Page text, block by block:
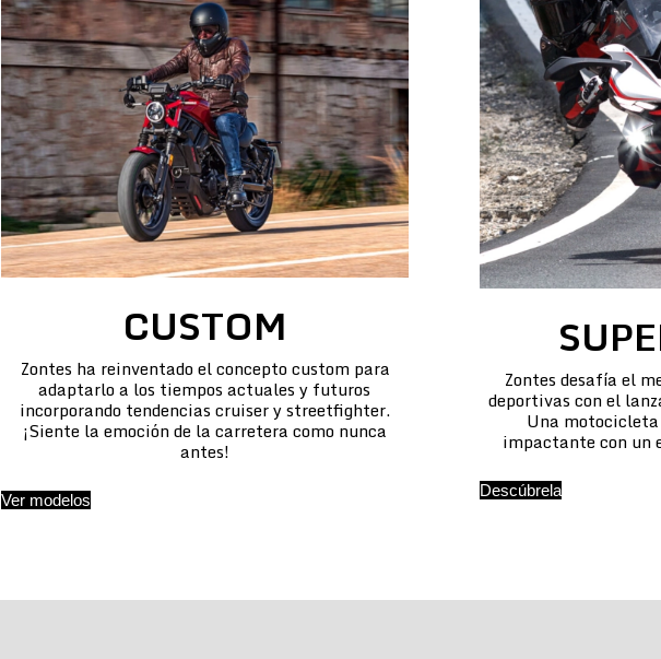
CUSTOM
Zontes ha reinventado el concepto custom para
adaptarlo a los tiempos actuales y futuros
incorporando tendencias cruiser y streetfighter.
¡Siente la emoción de la carretera como nunca
antes!
Ver modelos
Zontes desafía el
deportivas con el
Una motocicleta
impactante con un
Descúbrela